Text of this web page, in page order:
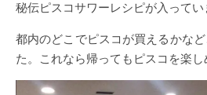
秘伝ピスコサワーレシピが入ってい
都内のどこでピスコが買えるかな
た。これなら帰ってもピスコを楽し